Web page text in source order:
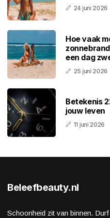
24 juni 2026
Hoe vaak
een dag
25 juni 2026
Betekenis
jouw leven
11 juni 2026
Beleefbeauty.nl
Schoonheid zit van binnen.